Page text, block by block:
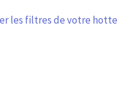
les filtres de votre hotte